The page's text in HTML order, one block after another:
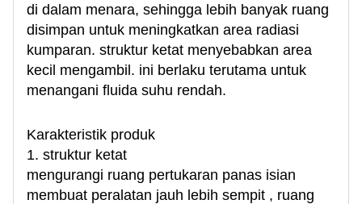
di dalam menara, sehingga lebih banyak ruang
disimpan untuk meningkatkan area radiasi
kumparan. struktur ketat menyebabkan area
kecil mengambil. ini berlaku terutama untuk
menangani fluida suhu rendah.
Karakteristik produk
1. struktur ketat
mengurangi ruang pertukaran panas isian
membuat peralatan jauh lebih sempit , ruang